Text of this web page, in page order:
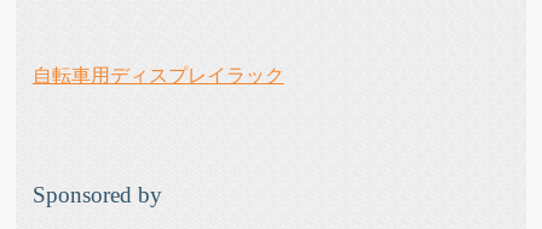
自転車用ディスプレイラック
Sponsored by